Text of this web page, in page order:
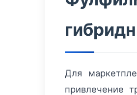
Для
привлечение